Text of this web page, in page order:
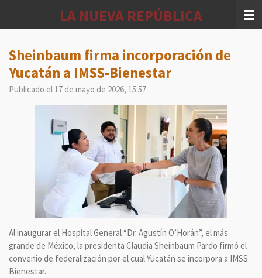
principal
LA NUEVA REPÚBLICA
Sheinbaum firma incorporación de
Yucatán a IMSS-Bienestar
Publicado el 17 de mayo de 2026, 15:57
Al inaugurar el Hospital General “Dr. Agustín O’Horán”, el más
grande de México, la presidenta Claudia Sheinbaum Pardo firmó el
convenio de federalización por el cual Yucatán se incorpora a IMSS-
Bienestar.